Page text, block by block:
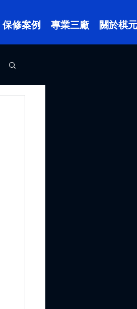
保修案例 專業三廠 關於棋元